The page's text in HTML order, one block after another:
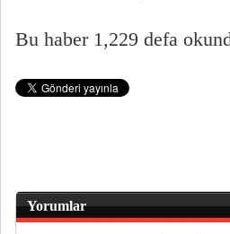
Bu haber 1,229 defa
Yorumlar